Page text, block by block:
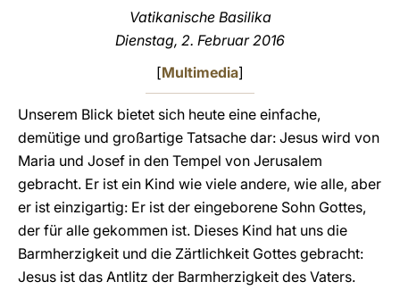
Vatikanische Basilika
Dienstag, 2. Februar 2016
[Multimedia]
Unserem Blick bietet sich heute eine einfache,
demütige und großartige Tatsache dar: Jesus wird von
Maria und Josef in den Tempel von Jerusalem
gebracht. Er ist ein Kind wie viele andere, wie alle, aber
er ist einzigartig: Er ist der eingeborene Sohn Gottes,
der für alle gekommen ist. Dieses Kind hat uns die
Barmherzigkeit und die Zärtlichkeit Gottes gebracht:
Jesus ist das Antlitz der Barmherzigkeit des Vaters.